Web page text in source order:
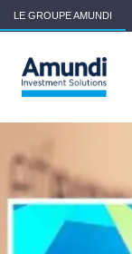
Skip to main content
LE GROUPE AMUNDI